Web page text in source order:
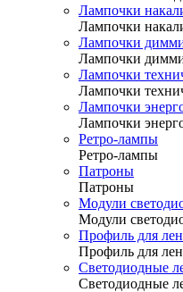
Лампочки
Лампочки
Лампочки
Лампочки
Лампочки
Лампочки
Лампочки
Лампочки
Ретро-лампы
Ретро-лампы
Патроны
Патроны
Модули
Модули
Профиль для
Профиль для
Светодиодные
Светодиодные